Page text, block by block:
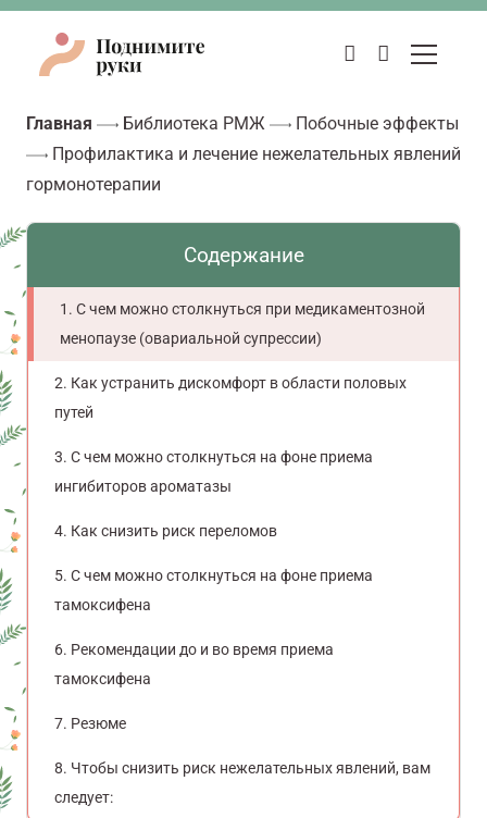
Главная Библиотека РМЖ
Побочные эффекты
Профилактика и лечение нежелательных явлений
гормонотерапии
Содержание
С чем можно столкнуться при медикаментозной
менопаузе (овариальной супрессии)
Как устранить дискомфорт в области половых
путей
С чем можно столкнуться на фоне приема
ингибиторов ароматазы
Как снизить риск переломов
С чем можно столкнуться на фоне приема
тамоксифена
Рекомендации до и во время приема
тамоксифена
Резюме
Чтобы снизить риск нежелательных явлений, вам
следует: